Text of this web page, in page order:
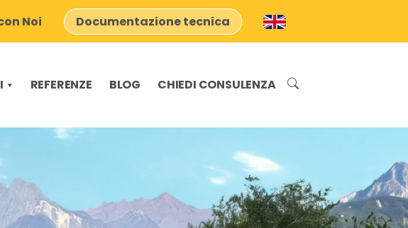
Noi Documentazione tecnica
REFERENZE BLOG CHIEDI CONSULENZA